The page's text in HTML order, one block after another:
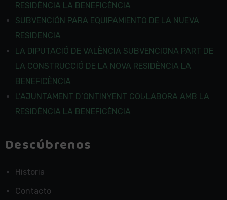
RESIDÈNCIA LA BENEFICÈNCIA
SUBVENCIÓN PARA EQUIPAMIENTO DE LA NUEVA
RESIDENCIA
LA DIPUTACIÓ DE VALÈNCIA SUBVENCIONA PART DE
LA CONSTRUCCIÓ DE LA NOVA RESIDÈNCIA LA
BENEFICÈNCIA
L’AJUNTAMENT D’ONTINYENT COL·LABORA AMB LA
RESIDÈNCIA LA BENEFICÈNCIA
Descúbrenos
Historia
Contacto